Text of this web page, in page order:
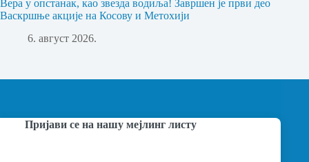
Вера у опстанак, као звезда водиља! Завршен је први део
Васкршње акције на Косову и Метохији
6. август 2026.
Пријави се на нашу мејлинг листу